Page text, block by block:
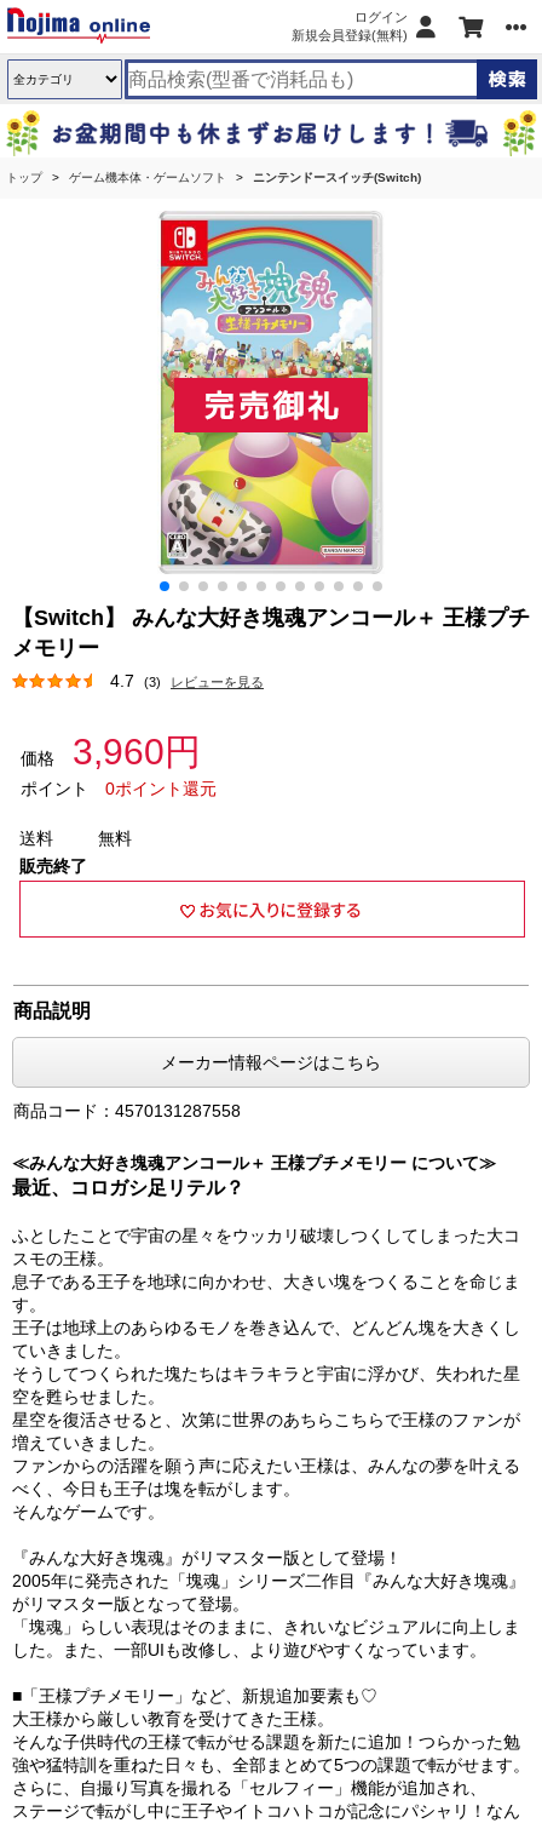
ログイン
新規会員登録(無料)
トップ ゲーム機本体・ゲームソフト ニンテンドースイッチ(Switch)
【Switch】 みんな大好き塊魂アンコール＋ 王様プチ
メモリー
4.7 (3) レビューを見る
価格 3,960円
ポイント 0ポイント還元
送料
無料
販売終了
商品説明
メーカー情報ページはこちら
商品コード：4570131287558
≪みんな大好き塊魂アンコール＋ 王様プチメモリー について≫
最近、コロガシ足リテル？
ふとしたことで宇宙の星々をウッカリ破壊しつくしてしまった大コ
スモの王様。
息子である王子を地球に向かわせ、大きい塊をつくることを命じま
す。
王子は地球上のあらゆるモノを巻き込んで、どんどん塊を大きくし
ていきました。
そうしてつくられた塊たちはキラキラと宇宙に浮かび、失われた星
空を甦らせました。
星空を復活させると、次第に世界のあちらこちらで王様のファンが
増えていきました。
ファンからの活躍を願う声に応えたい王様は、みんなの夢を叶える
べく、今日も王子は塊を転がします。
そんなゲームです。
『みんな大好き塊魂』がリマスター版として登場！
2005年に発売された「塊魂」シリーズ二作目『みんな大好き塊魂』
がリマスター版となって登場。
「塊魂」らしい表現はそのままに、きれいなビジュアルに向上しま
した。また、一部UIも改修し、より遊びやすくなっています。
■「王様プチメモリー」など、新規追加要素も♡
大王様から厳しい教育を受けてきた王様。
そんな子供時代の王様で転がせる課題を新たに追加！つらかった勉
強や猛特訓を重ねた日々も、全部まとめて5つの課題で転がせます。
さらに、自撮り写真を撮れる「セルフィー」機能が追加され、
ステージで転がし中に王子やイトコハトコが記念にパシャリ！なん